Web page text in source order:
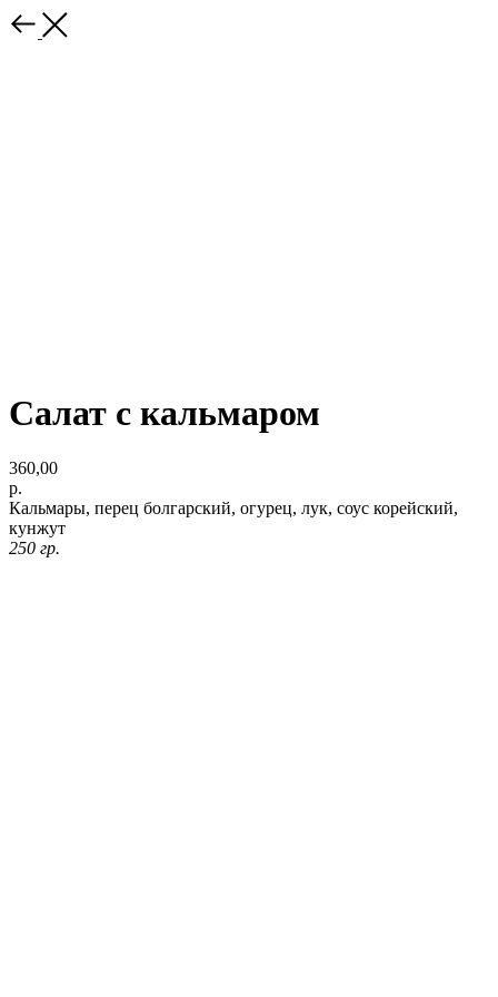
Салат с кальмаром
360,00
р.
Кальмары, перец болгарский, огурец, лук, соус корейский,
кунжут
250 гр.